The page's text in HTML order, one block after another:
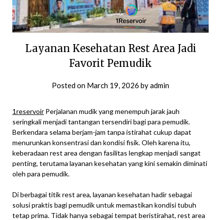
Layanan Kesehatan Rest Area Jadi
Favorit Pemudik
Posted on March 19, 2026 byadmin
1reservoir Perjalanan mudik yang menempuh jarak jauh
seringkali menjadi tantangan tersendiri bagi para pemudik.
Berkendara selama berjam-jam tanpa istirahat cukup dapat
menurunkan konsentrasi dan kondisi fisik. Oleh karena itu,
keberadaan rest area dengan fasilitas lengkap menjadi sangat
penting, terutama layanan kesehatan yang kini semakin diminati
oleh para pemudik.
Di berbagai titik rest area, layanan kesehatan hadir sebagai
solusi praktis bagi pemudik untuk memastikan kondisi tubuh
tetap prima. Tidak hanya sebagai tempat beristirahat, rest area